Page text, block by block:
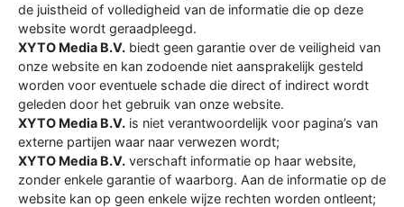
de juistheid of volledigheid van de informatie die op deze
website wordt geraadpleegd.
XYTO Media B.V. biedt geen garantie over de veiligheid van
onze website en kan zodoende niet aansprakelijk gesteld
worden voor eventuele schade die direct of indirect wordt
geleden door het gebruik van onze website.
XYTO Media B.V. is niet verantwoordelijk voor pagina’s van
externe partijen waar naar verwezen wordt;
XYTO Media B.V. verschaft informatie op haar website,
zonder enkele garantie of waarborg. Aan de informatie op de
website kan op geen enkele wijze rechten worden ontleent;